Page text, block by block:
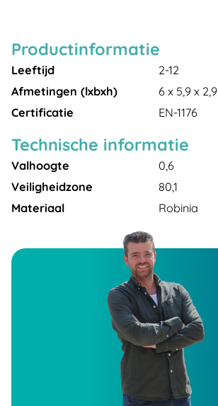
Productinformatie
Leeftijd
2-12
Afmetingen (lxbxh)
6 x 5,9 x 2,9
Certificatie
EN-1176
Technische informatie
Valhoogte
0,6
Veiligheidzone
80,1
Materiaal
Robinia